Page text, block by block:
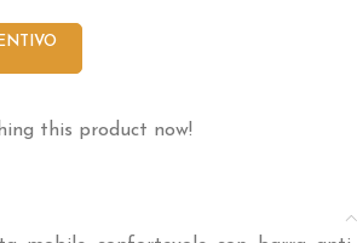
this product now!